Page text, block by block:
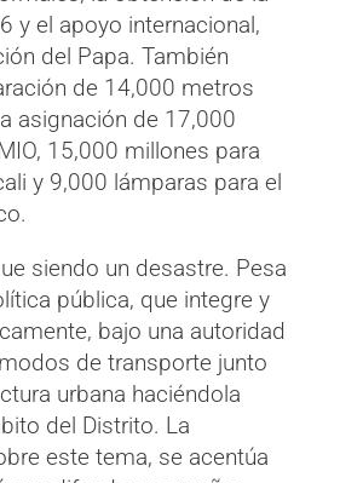
y el apoyo internacional,
del Papa. También
de 14,000 metros
asignación de 17,000
15,000 millones para
y 9,000 lámparas para el
siendo un desastre. Pesa
pública, que integre y
bajo una autoridad
de transporte junto
urbana haciéndola
del Distrito. La
este tema, se acentúa